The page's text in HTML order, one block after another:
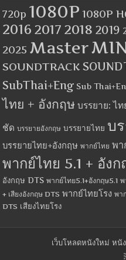
720p 1080P 1080P
2016 2017 2018 2019
2025 Master
SOUNDTRACK
SubThai+Eng Sub
ไทย + อังกฤษ บรรยาย: ไ
ชัด บรรยายอังกฤษ บรรยายไทย บ
บรรยายไทย+อังกฤษ พากย์ไทย พา
พากย์ไทย 5.1 + อัง
อังกฤษ DTS พากย์ไทย5.1+อังกฤษ5.1 พ
+ เสียงอังกฤษ DTS พากย์ไทยโรง พา
DTS เสียงไทยโรง
เว็บโหลดหนังใหม่ ห